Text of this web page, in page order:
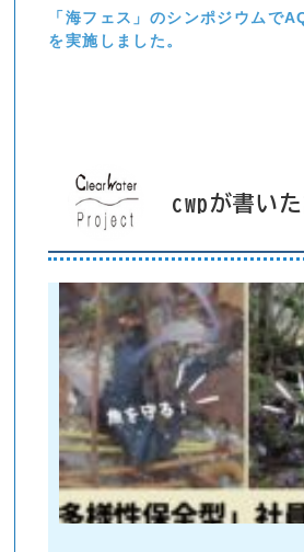
「海フェス」のシンポジウムで
を実施しました。
cwpが書い